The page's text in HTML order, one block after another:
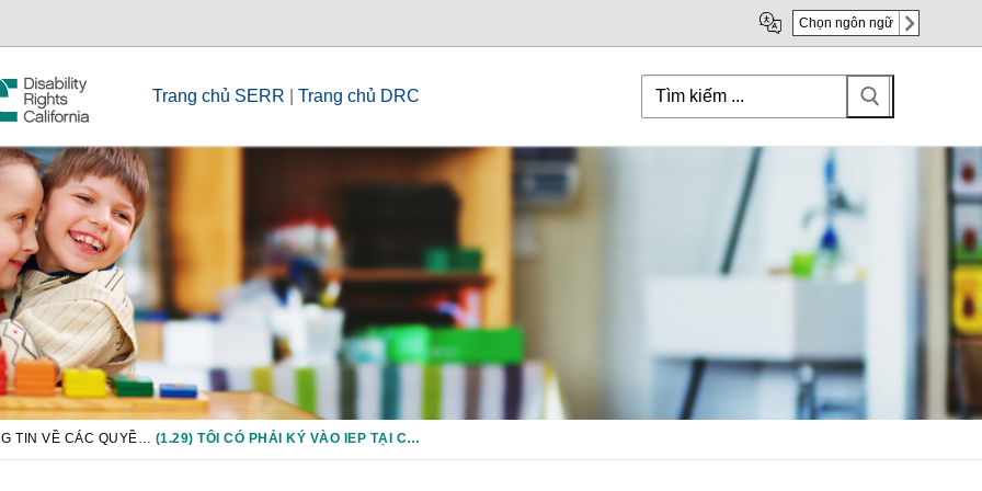
Chọn ngôn ngữ
Trang chủ SERR Trang chủ DRC
Search
for:
(1.29) TÔI CÓ PHẢI KÝ VÀO IEP TẠI CUỘC HỌP IEP KHÔNG?